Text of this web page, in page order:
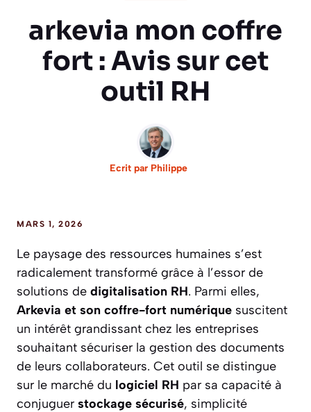
arkevia mon coffre
fort : Avis sur cet
outil RH
Ecrit par Philippe
MARS 1, 2026
Le paysage des ressources humaines s’est
radicalement transformé grâce à l’essor de
solutions de digitalisation RH. Parmi elles,
Arkevia et son coffre-fort numérique suscitent
un intérêt grandissant chez les entreprises
souhaitant sécuriser la gestion des documents
de leurs collaborateurs. Cet outil se distingue
sur le marché du logiciel RH par sa capacité à
conjuguer stockage sécurisé, simplicité